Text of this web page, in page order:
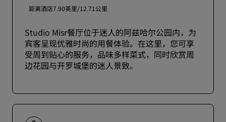
距离酒店7.90英里/12.71公里
Studio Misr餐厅位于迷人的阿兹哈尔公园内，为
宾客呈现优雅时尚的用餐体验。在这里，您可享
受周到贴心的服务，品味多样菜式，同时欣赏周
边花园与开罗城堡的迷人景致。